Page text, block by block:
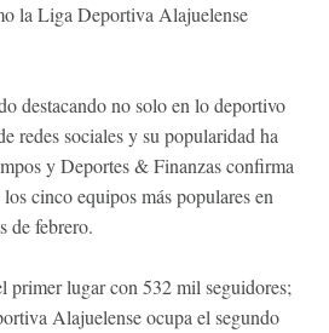
la Liga Deportiva Alajuelense
destacando no solo en lo deportivo
redes sociales y su popularidad ha
y Deportes & Finanzas confirma
cinco equipos más populares en
de febrero.
primer lugar con 532 mil seguidores;
Alajuelense ocupa el segundo